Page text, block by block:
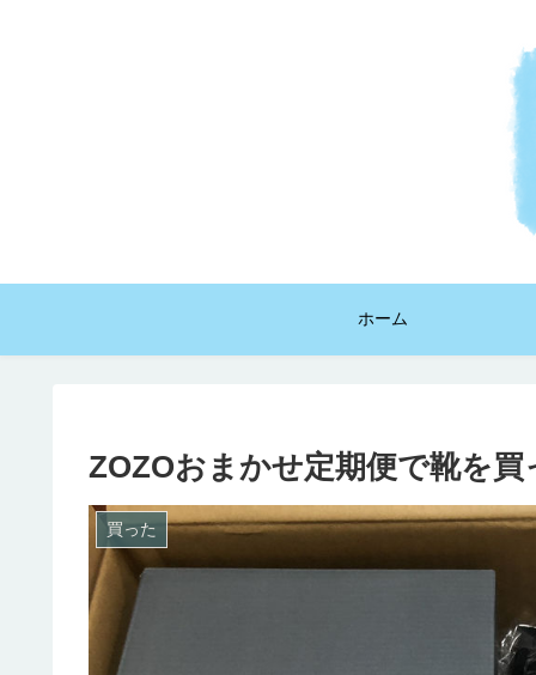
ホーム
ZOZOおまかせ定期便で靴を
買った